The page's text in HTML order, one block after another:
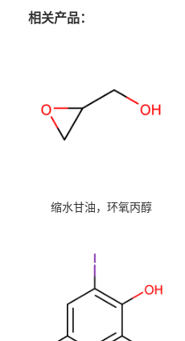
相关产品：
缩水甘油，环氧丙醇